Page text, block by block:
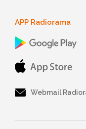
APP Radiorama
Webmail